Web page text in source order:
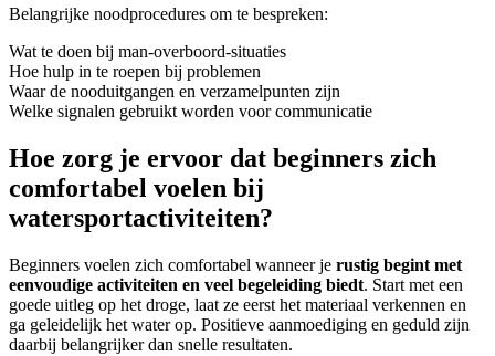
Belangrijke noodprocedures om te bespreken:
Wat te doen bij man-overboord-situaties
Hoe hulp in te roepen bij problemen
Waar de nooduitgangen en verzamelpunten zijn
Welke signalen gebruikt worden voor communicatie
Hoe zorg je ervoor dat beginners zich
comfortabel voelen bij
watersportactiviteiten?
Beginners voelen zich comfortabel wanneer je rustig begint met
eenvoudige activiteiten en veel begeleiding biedt. Start met een
goede uitleg op het droge, laat ze eerst het materiaal verkennen en
ga geleidelijk het water op. Positieve aanmoediging en geduld zijn
daarbij belangrijker dan snelle resultaten.